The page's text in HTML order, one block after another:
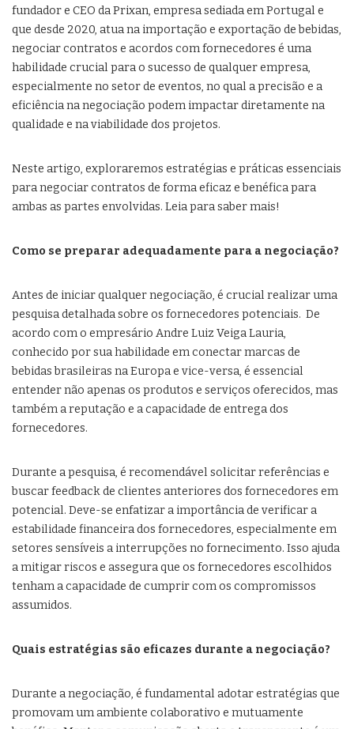
fundador e CEO da Prixan, empresa sediada em Portugal e
que desde 2020, atua na importação e exportação de bebidas,
negociar contratos e acordos com fornecedores é uma
habilidade crucial para o sucesso de qualquer empresa,
especialmente no setor de eventos, no qual a precisão e a
eficiência na negociação podem impactar diretamente na
qualidade e na viabilidade dos projetos.
Neste artigo, exploraremos estratégias e práticas essenciais
para negociar contratos de forma eficaz e benéfica para
ambas as partes envolvidas. Leia para saber mais!
Como se preparar adequadamente para a negociação?
Antes de iniciar qualquer negociação, é crucial realizar uma
pesquisa detalhada sobre os fornecedores potenciais. De
acordo com o empresário Andre Luiz Veiga Lauria,
conhecido por sua habilidade em conectar marcas de
bebidas brasileiras na Europa e vice-versa, é essencial
entender não apenas os produtos e serviços oferecidos, mas
também a reputação e a capacidade de entrega dos
fornecedores.
Durante a pesquisa, é recomendável solicitar referências e
buscar feedback de clientes anteriores dos fornecedores em
potencial. Deve-se enfatizar a importância de verificar a
estabilidade financeira dos fornecedores, especialmente em
setores sensíveis a interrupções no fornecimento. Isso ajuda
a mitigar riscos e assegura que os fornecedores escolhidos
tenham a capacidade de cumprir com os compromissos
assumidos.
Quais estratégias são eficazes durante a negociação?
Durante a negociação, é fundamental adotar estratégias que
promovam um ambiente colaborativo e mutuamente